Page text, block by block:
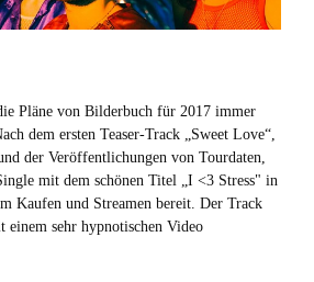
Pläne von Bilderbuch für 2017 immer
dem ersten Teaser-Track „Sweet Love“,
der Veröffentlichungen von Tourdaten,
mit dem schönen Titel „I <3 Stress" in
Kaufen und Streamen bereit. Der Track
einem sehr hypnotischen Video